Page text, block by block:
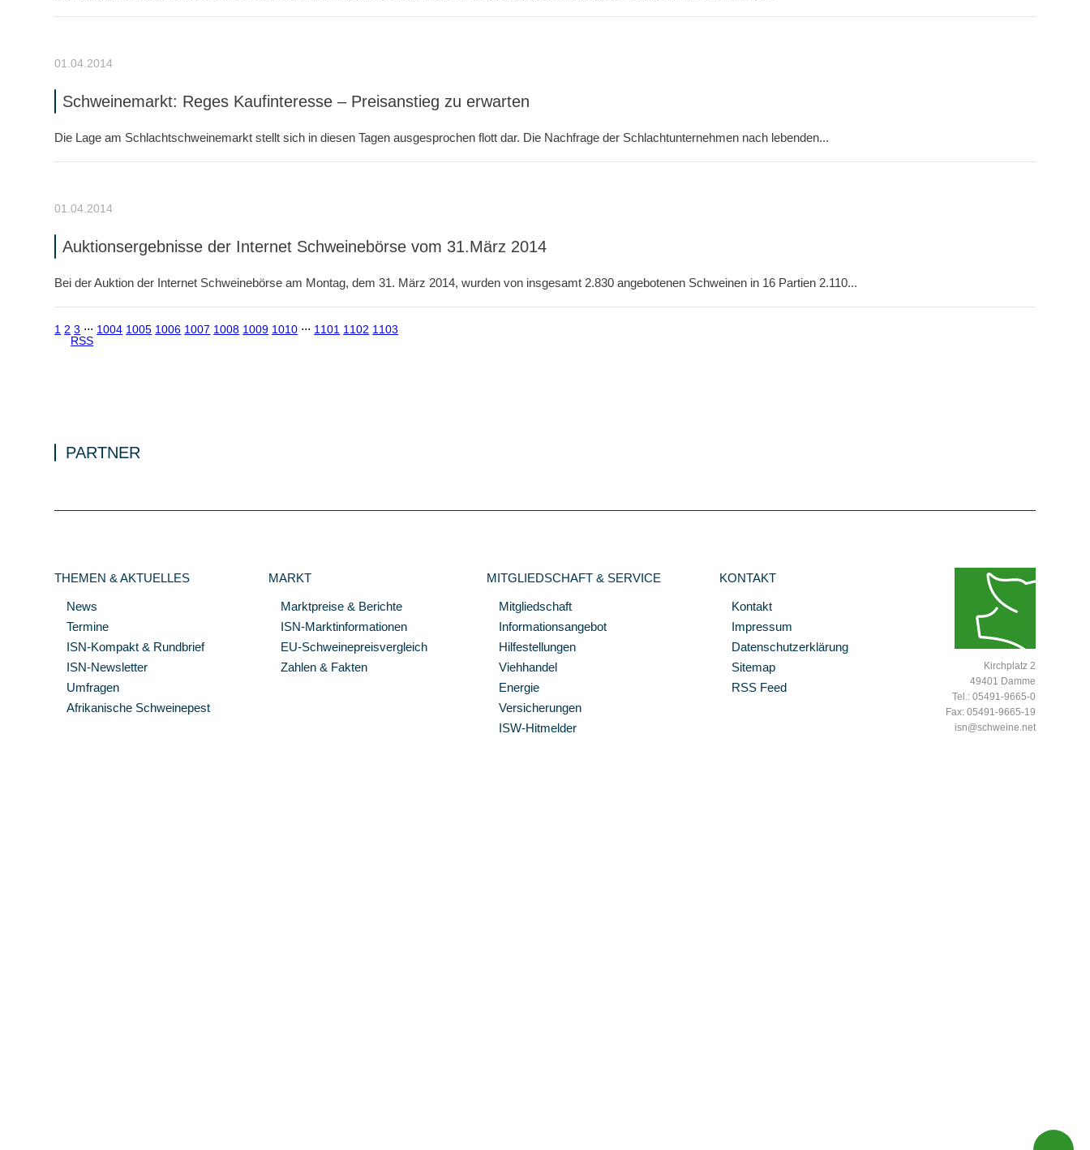
01.04.2014
Schweinemarkt: Reges Kaufinteresse – Preisanstieg zu erwarten
Die Lage am Schlachtschweinemarkt stellt sich in diesen Tagen ausgesprochen flott dar. Die Nachfrage der Schlachtunternehmen nach lebenden...
01.04.2014
Auktionsergebnisse der Internet Schweinebörse vom 31.März 2014
Bei der Auktion der Internet Schweinebörse am Montag, dem 31. März 2014, wurden von insgesamt 2.830 angebotenen Schweinen in 16 Partien 2.110...
1 2 3 ⋅⋅⋅ 1004 1005 1006 1007 1008 1009 1010 ⋅⋅⋅ 1101 1102 1103
RSS
PARTNER
THEMEN & AKTUELLES
News
Termine
ISN-Kompakt & Rundbrief
ISN-Newsletter
Umfragen
Afrikanische Schweinepest
MARKT
Marktpreise & Berichte
ISN-Marktinformationen
EU-Schweinepreisvergleich
Zahlen & Fakten
MITGLIEDSCHAFT & SERVICE
Mitgliedschaft
Informationsangebot
Hilfestellungen
Viehhandel
Energie
Versicherungen
ISW-Hitmelder
KONTAKT
Kontakt
Impressum
Datenschutzerklärung
Sitemap
RSS Feed
Kirchplatz 2
49401 Damme
Tel.: 05491-9665-0
Fax: 05491-9665-19
isn@schweine.net